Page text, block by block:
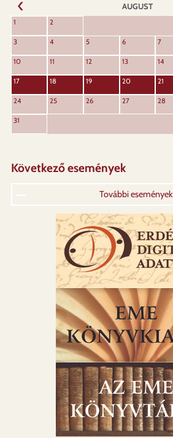
PREVIOUS
AUGUST
1 2
3 4 5 6 7
10 11 12 13 14
17 18 19 20 21
24 25 26 27 28
31
Következő események
További események